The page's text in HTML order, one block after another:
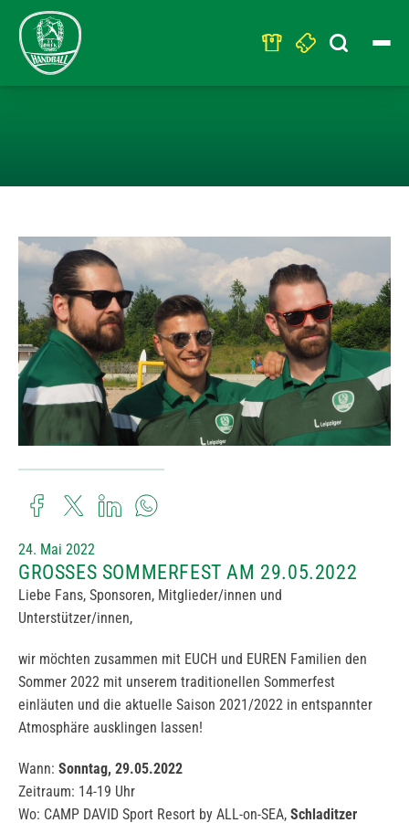
Search
for:
24. Mai 2022
GROSSES SOMMERFEST AM 29.05.2022
Liebe Fans, Sponsoren, Mitglieder/innen und
Unterstützer/innen,
wir möchten zusammen mit EUCH und EUREN Familien den
Sommer 2022 mit unserem traditionellen Sommerfest
einläuten und die aktuelle Saison 2021/2022 in entspannter
Atmosphäre ausklingen lassen!
Wann: Sonntag, 29.05.2022
Zeitraum: 14-19 Uhr
Wo: CAMP DAVID Sport Resort by ALL-on-SEA, Schladitzer